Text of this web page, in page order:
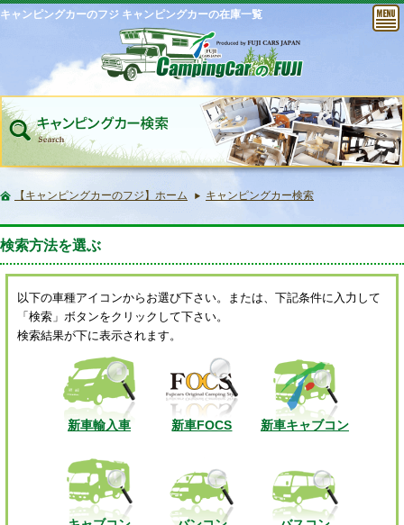
キャンピングカーのフジ キャンピングカーの在庫一覧
【キャンピングカーのフジ】ホーム キャンピングカー検索
検索方法を選ぶ
以下の車種アイコンからお選び下さい。または、下記条件に入力して
「検索」ボタンをクリックして下さい。
検索結果が下に表示されます。
新車輸入車 新車FOCS 新車キャブコン